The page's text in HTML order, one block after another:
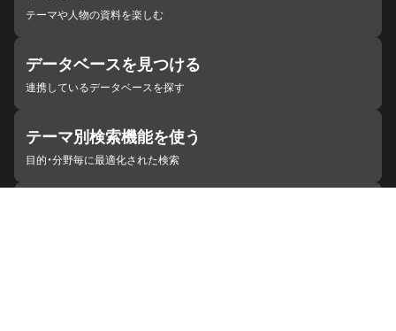
テーマや人物の資料を楽しむ
データベースを見つける
連携しているデータベースを探す
テーマ別検索機能を使う
目的・分野毎に最適化された検索